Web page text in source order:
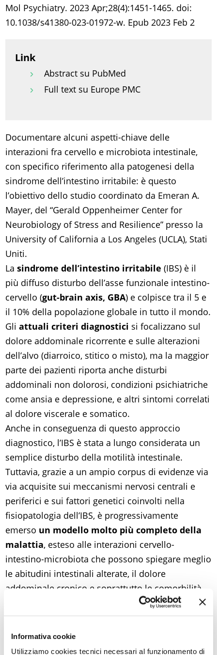
Informativa cookie
Utilizziamo cookies tecnici necessari al funzionamento di
Mol Psychiatry. 2023 Apr;28(4):1451-1465. doi:
10.1038/s41380-023-01972-w. Epub 2023 Feb 2
Link
Abstract su PubMed
Full text su Europe PMC
Documentare alcuni aspetti-chiave delle
interazioni fra cervello e microbiota intestinale,
con specifico riferimento alla patogenesi della
sindrome dell’intestino irritabile: è questo
l’obiettivo dello studio coordinato da Emeran A.
Mayer, del “Gerald Oppenheimer Center for
Neurobiology of Stress and Resilience” presso la
University of California a Los Angeles (UCLA), Stati
Uniti.
Lasindrome dell’intestino irritabile (IBS) è il
più diffuso disturbo dell’asse funzionale intestino-
cervello (gut-brain axis, GBA) e colpisce tra il 5 e
il 10% della popolazione globale in tutto il mondo.
Gliattuali criteri diagnostici si focalizzano sul
dolore addominale ricorrente e sulle alterazioni
dell’alvo (diarroico, stitico o misto), ma la maggior
parte dei pazienti riporta anche disturbi
addominali non dolorosi, condizioni psichiatriche
come ansia e depressione, e altri sintomi correlati
al dolore viscerale e somatico.
Anche in conseguenza di questo approccio
diagnostico, l’IBS è stata a lungo considerata un
semplice disturbo della motilità intestinale.
Tuttavia, grazie a un ampio corpus di evidenze via
via acquisite sui meccanismi nervosi centrali e
periferici e sui fattori genetici coinvolti nella
fisiopatologia dell’IBS, è progressivamente
emerso un modello molto più completo della
malattia, esteso alle interazioni cervello-
intestino-microbiota che possono spiegare meglio
le abitudini intestinali alterate, il dolore
addominale cronico e soprattutto le comorbilità
Nella review, gli autori illustrano:
- l’ impatto del GBA
sistema nervoso enterico, da un lato, e su